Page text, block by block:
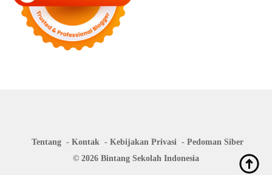
Tentang Kontak Kebijakan Privasi
Pedoman Siber
© 2026 Bintang Sekolah Indonesia